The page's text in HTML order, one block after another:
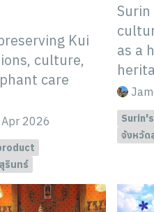
Kui
culture,
care
2026
รินทร์
as a
จังหวัด